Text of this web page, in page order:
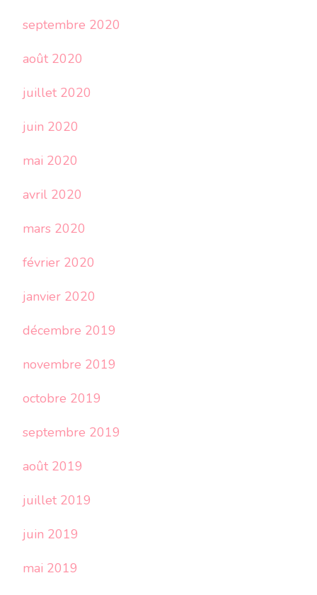
septembre 2020
août 2020
juillet 2020
juin 2020
mai 2020
avril 2020
mars 2020
février 2020
janvier 2020
décembre 2019
novembre 2019
octobre 2019
septembre 2019
août 2019
juillet 2019
juin 2019
mai 2019